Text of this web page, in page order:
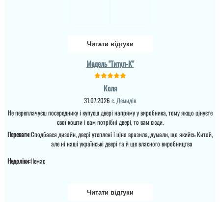
Повністю задоволений
Читати відгуки
Модель "Титул-К"
Коля
31.07.2026 с. Демидів
Не переплачуєш посереднику і купуєш двері напряму у виробника, тому якщо цінуєте
свої кошти і вам потрібні двері, то вам сюди.
Переваги:Сподбався дизайн, двері утеплені і ціна вразила, думали, що якийсь Китай,
але ні наші українські двері та й ще власного виробництва
Недоліки:Немає
Читати відгуки